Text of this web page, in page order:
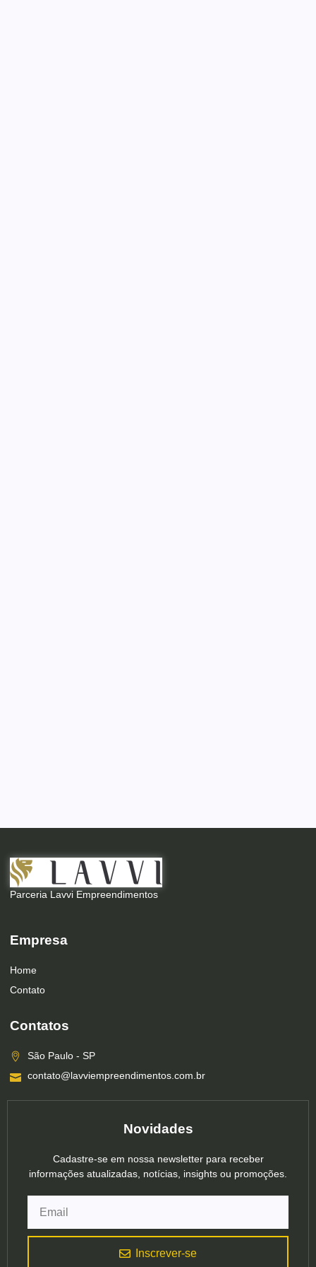
Parceria Lavvi Empreendimentos
Empresa
Home
Contato
Contatos
São Paulo - SP
contato@lavviempreendimentos.com.br
Novidades
Cadastre-se em nossa newsletter para receber
informações atualizadas, notícias, insights ou promoções.
Inscrever-se